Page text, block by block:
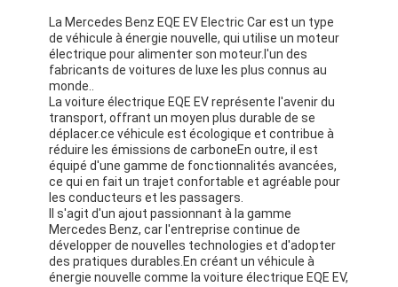
La Mercedes Benz EQE EV Electric Car est un type
de véhicule à énergie nouvelle, qui utilise un moteur
électrique pour alimenter son moteur.l'un des
fabricants de voitures de luxe les plus connus au
monde..
La voiture électrique EQE EV représente l'avenir du
transport, offrant un moyen plus durable de se
déplacer.ce véhicule est écologique et contribue à
réduire les émissions de carboneEn outre, il est
équipé d'une gamme de fonctionnalités avancées,
ce qui en fait un trajet confortable et agréable pour
les conducteurs et les passagers.
Il s'agit d'un ajout passionnant à la gamme
Mercedes Benz, car l'entreprise continue de
développer de nouvelles technologies et d'adopter
des pratiques durables.En créant un véhicule à
énergie nouvelle comme la voiture électrique EQE EV,